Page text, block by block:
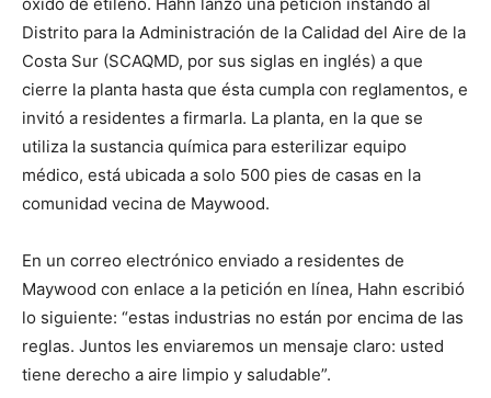
Distrito para la Administración de la Calidad del Aire de la
Costa Sur (SCAQMD, por sus siglas en inglés) a que
cierre la planta hasta que ésta cumpla con reglamentos, e
invitó a residentes a firmarla. La planta, en la que se
utiliza la sustancia química para esterilizar equipo
médico, está ubicada a solo 500 pies de casas en la
comunidad vecina de Maywood.
En un correo electrónico enviado a residentes de
Maywood con enlace a la petición en línea, Hahn escribió
lo siguiente: “estas industrias no están por encima de las
reglas. Juntos les enviaremos un mensaje claro: usted
tiene derecho a aire limpio y saludable”.